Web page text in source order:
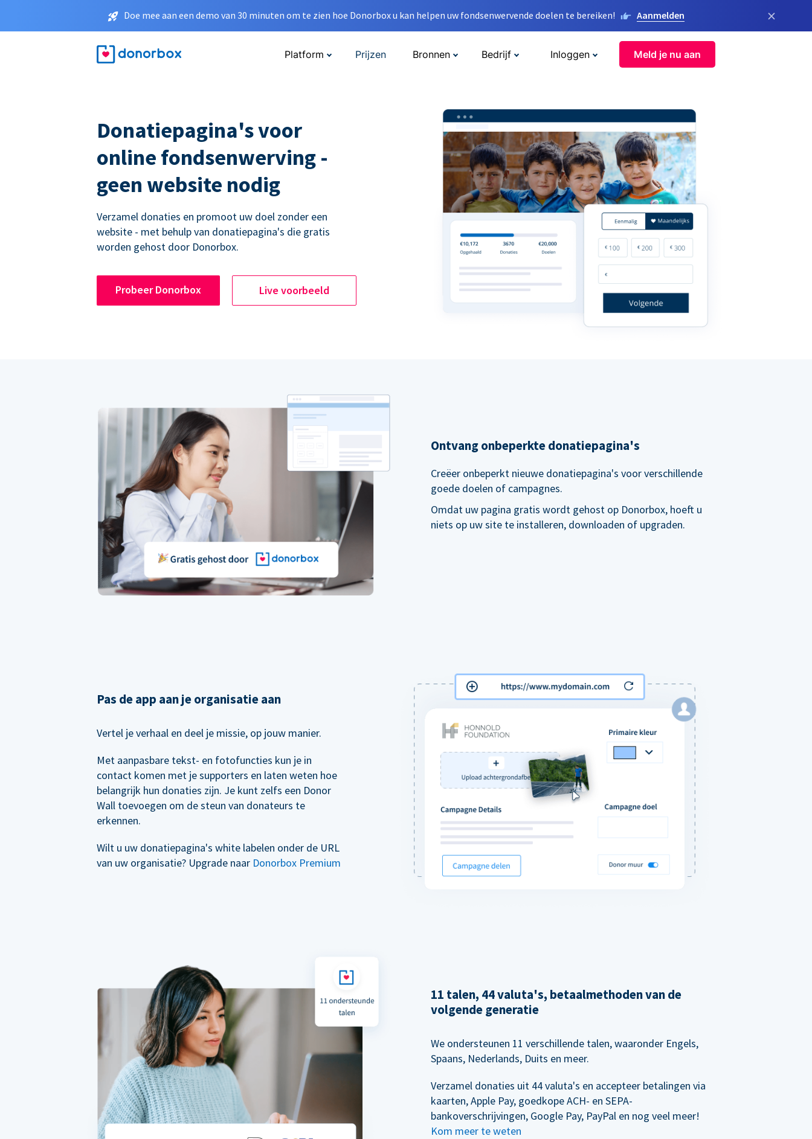
Doe mee aan een demo van 30 minuten om te zien hoe Donorbox u kan helpen uw fondsenwervende doelen te bereiken! Aanmelden ×
Platform Prijzen Bronnen Bedrijf Inloggen Meld je nu aan
Donatiepagina's voor
online fondsenwerving -
geen website nodig
Verzamel donaties en promoot uw doel zonder een
website - met behulp van donatiepagina's die gratis
worden gehost door Donorbox.
Probeer Donorbox Live voorbeeld
Ontvang onbeperkte donatiepagina's
Creëer onbeperkt nieuwe donatiepagina's voor verschillende
goede doelen of campagnes.
Omdat uw pagina gratis wordt gehost op Donorbox, hoeft u
niets op uw site te installeren, downloaden of upgraden.
Pas de app aan je organisatie aan
Vertel je verhaal en deel je missie, op jouw manier.
Met aanpasbare tekst- en fotofuncties kun je in
contact komen met je supporters en laten weten hoe
belangrijk hun donaties zijn. Je kunt zelfs een Donor
Wall toevoegen om de steun van donateurs te
erkennen.
Wilt u uw donatiepagina's white labelen onder de URL
van uw organisatie? Upgrade naar Donorbox Premium
11 talen, 44 valuta's, betaalmethoden van de
volgende generatie
We ondersteunen 11 verschillende talen, waaronder Engels,
Spaans, Nederlands, Duits en meer.
Verzamel donaties uit 44 valuta's en accepteer betalingen via
kaarten, Apple Pay, goedkope ACH- en SEPA-
bankoverschrijvingen, Google Pay, PayPal en nog veel meer!
Kom meer te weten